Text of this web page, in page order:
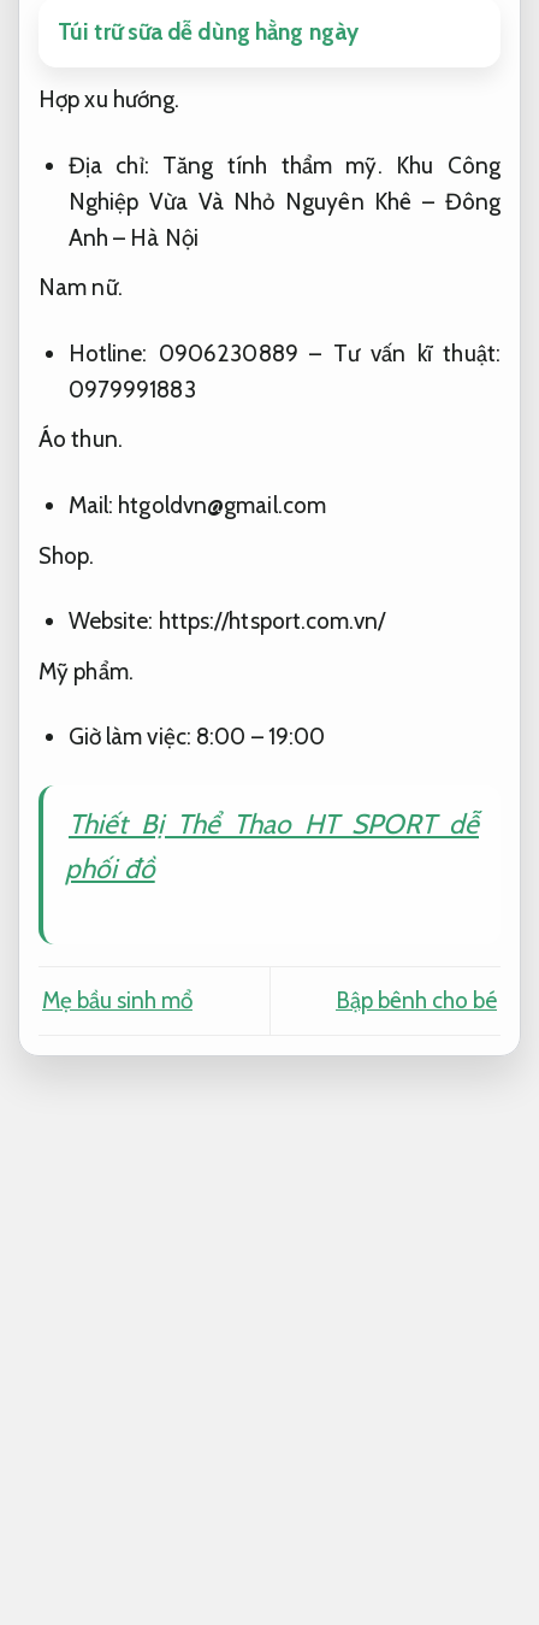
Túi trữ sữa dễ dùng hằng ngày
Hợp xu hướng.
Địa chỉ: Tăng tính thẩm mỹ. Khu Công
Nghiệp Vừa Và Nhỏ Nguyên Khê – Đông
Anh – Hà Nội
Nam nữ.
Hotline: 0906230889 – Tư vấn kĩ thuật:
0979991883
Áo thun.
Mail: htgoldvn@gmail.com
Shop.
Website: https://htsport.com.vn/
Mỹ phẩm.
Giờ làm việc: 8:00 – 19:00
Thiết Bị Thể Thao HT SPORT dễ
phối đồ
Mẹ bầu sinh mổ Bập bênh cho bé